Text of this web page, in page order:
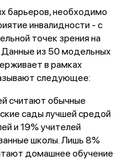
барьеров, необходимо
инвалидности - с
точек зрения на
из 50 модельных
в рамках
следующее:
считают обычные
сады лучшей средой
и 19% учителей
школы. Лишь 8%
домашнее обучение